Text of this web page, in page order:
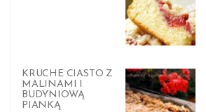
KRUCHE CIASTO Z
MALINAMI I
BUDYNIOWĄ
PIANKĄ